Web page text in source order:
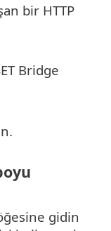
bir HTTP
Bridge
gidin